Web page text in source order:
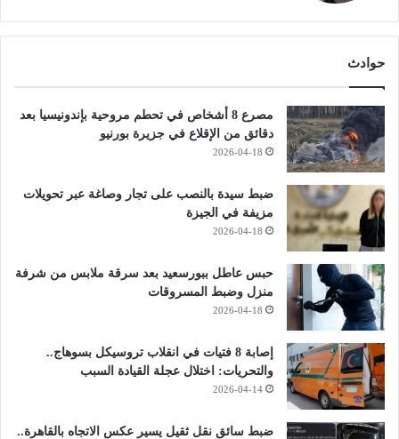
حوادث
مصرع 8 أشخاص في تحطم مروحية بإندونيسيا بعد
دقائق من الإقلاع في جزيرة بورنيو
2026-04-18
ضبط سيدة بالنصب على تجار وصاغة عبر تحويلات
مزيفة في الجيزة
2026-04-18
حبس عاطل ببورسعيد بعد سرقة ملابس من شرفة
منزل وضبط المسروقات
2026-04-18
إصابة 8 فتيات في انقلاب تروسيكل بسوهاج..
والتحريات: اختلال عجلة القيادة السبب
2026-04-14
ضبط سائق نقل ثقيل يسير عكس الاتجاه بالقاهرة..